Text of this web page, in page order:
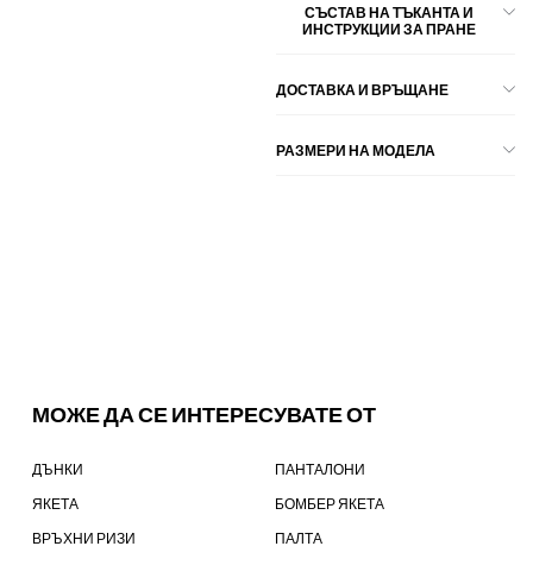
СЪСТАВ НА ТЪКАНТА И
ИНСТРУКЦИИ ЗА ПРАНЕ
ДОСТАВКА И ВРЪЩАНЕ
РАЗМЕРИ НА МОДЕЛА
МОЖЕ ДА СЕ ИНТЕРЕСУВАТЕ ОТ
ДЪНКИ ПАНТАЛОНИ
ЯКЕТА БОМБЕР ЯКЕТА
ВРЪХНИ РИЗИ ПАЛТА